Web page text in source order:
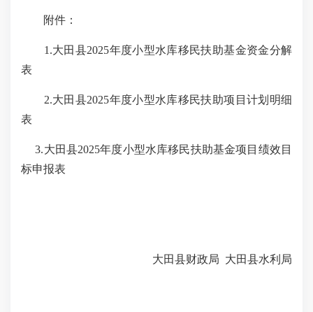
附件：
1.大田县2025年度小型水库移民扶助基金资金分解
表
2.大田县2025年度小型水库移民扶助项目计划明细
表
3.大田县2025年度小型水库移民扶助基金项目绩效目
标申报表
大田县财政局 大田县水利局